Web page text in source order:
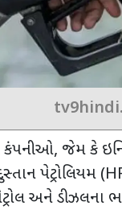
કંપનીઓ, જેમ કે
પેટ્રોલિયમ (
અને ડીઝલના